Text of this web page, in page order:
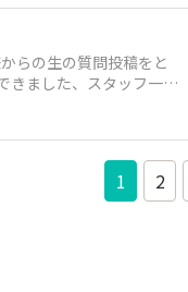
領することがございま
を行い、確認書類提
言が表示されていれば
らの生の質問投稿をと
きました、スタッフ一同
のアカウントタ
絡いただき、アカウン
ウントを持っています
Payments登録前の
場合：「Payoneerア
かるとのことです。→
1 2